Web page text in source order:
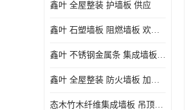
鑫叶 全屋整装 护墙板 供应
鑫叶 石塑墙板 阻燃墙板 欢迎选购
鑫叶 不锈钢金属条 集成墙板阴角线 欢迎选购
鑫叶 全屋整装 防火墙板 加工定制
态木竹木纤维集成墙板 吊顶板材 扣板快装 护墙板